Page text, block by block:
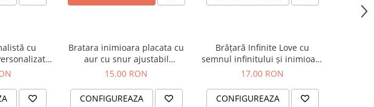
cu
Bratara inimioara placata cu
aur cu snur ajustabil
inchidere macrame
15,00 RON
CONFIGUREAZA
Brățară Infinite Love cu
semnul infinitului și inimioară
placată cu aur
17,00 RON
CONFIGUREAZA